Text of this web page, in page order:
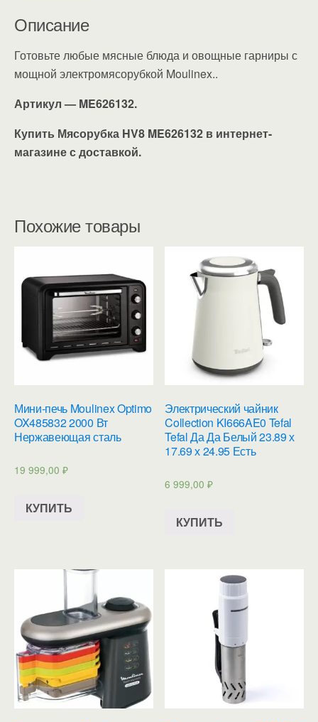
Описание
Готовьте любые мясные блюда и овощные гарниры с
мощной электромясорубкой Moulinex..
Артикул — ME626132.
Купить Мясорубка HV8 ME626132 в интернет-
магазине с доставкой.
Похожие товары
Мини-печь Moulinex Optimo
OX485832 2000 Вт
Нержавеющая сталь
19 999,00 ₽
КУПИТЬ
Электрический чайник
Collection KI666AE0 Tefal
Tefal Да Да Белый 23.89 х
17.69 х 24.95 Есть
6 999,00₽
КУПИТЬ